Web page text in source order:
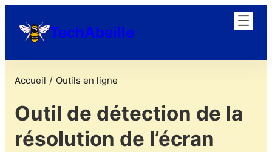
TechAbeille
Accueil / Outils en ligne
Outil de détection de la
résolution de l’écran